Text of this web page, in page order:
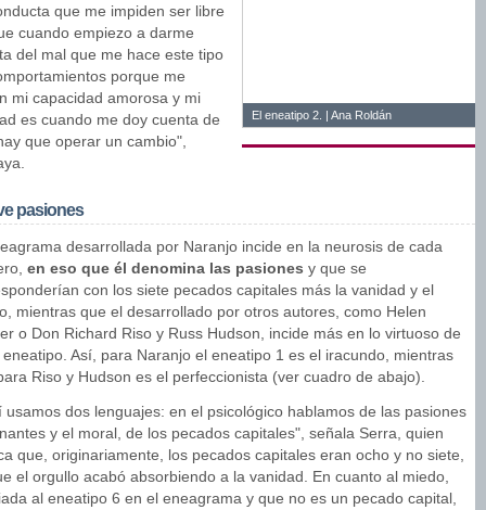
El eneatipo 2. | Ana Roldán
que me impiden ser libre
cuando empiezo a darme
del mal que me hace este tipo
porque me
mi capacidad amorosa y mi
es cuando me doy cuenta de
que operar un cambio",
pasiones
desarrollada por Naranjo incide en la neurosis de cada
en eso que él denomina las pasiones y que se
con los siete pecados capitales más la vanidad y el
mientras que el desarrollado por otros autores, como Helen
o Don Richard Riso y Russ Hudson, incide más en lo virtuoso de
Así, para Naranjo el eneatipo 1 es el iracundo, mientras
Riso y Hudson es el perfeccionista (ver cuadro de abajo).
usamos dos lenguajes: en el psicológico hablamos de las pasiones
y el moral, de los pecados capitales", señala Serra, quien
que, originariamente, los pecados capitales eran ocho y no siete,
el orgullo acabó absorbiendo a la vanidad. En cuanto al miedo,
al eneatipo 6 en el eneagrama y que no es un pecado capital,